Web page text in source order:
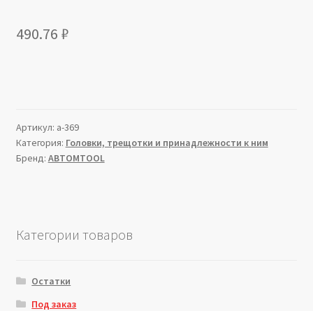
490.76 ₽
Артикул: a-369
Категория: Головки, трещотки и принадлежности к ним
Бренд: АВТОМTOOL
Категории товаров
Остатки
Под заказ